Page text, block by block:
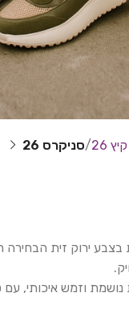
26 סניקרס 26
בצבע ירוק זית
וזמש איכותי, עם